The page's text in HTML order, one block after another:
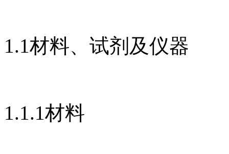
1.1材料、试剂及仪器
1.1.1材料